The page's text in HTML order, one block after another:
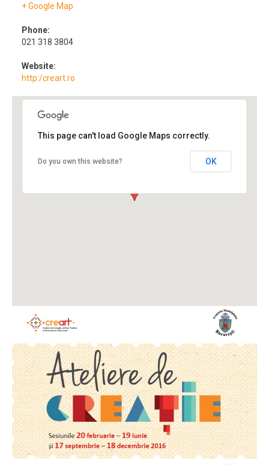
+ Google Map
Phone:
021 318 3804
Website:
http:/creart.ro
This page can't load Google Maps correctly.
Do you own this website? OK